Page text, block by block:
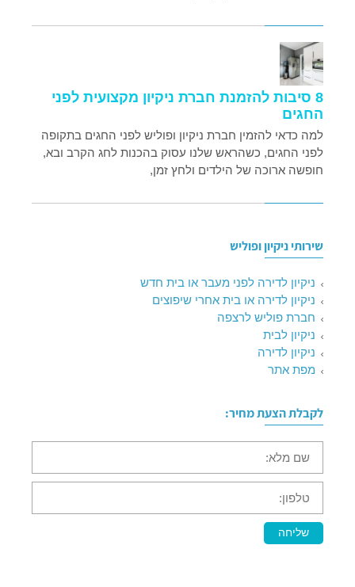
8 סיבות להזמנת חברת ניקיון מקצועית לפני
החגים
למה כדאי להזמין חברת ניקיון ופוליש לפני החגים בתקופה
לפני החגים, כשהראש שלנו עסוק בהכנות לחג הקרב ובא,
חופשה ארוכה של הילדים ולחץ זמן,
שירותי ניקיון ופוליש
ניקיון לדירה לפני מעבר או בית חדש
ניקיון לדירה או בית אחרי שיפוצים
חברת פוליש לרצפה
ניקיון לבית
ניקיון לדירה
מפת אתר
לקבלת הצעת מחיר:
שם
מלא:
טלפון:
שליחה